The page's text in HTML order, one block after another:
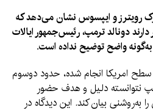
رویترز و ایپسوس نشان می‌دهد که
دونالد ترمپ، رئیس‌جمهور ایالات
واضح توضیح نداده است.
امریکا انجام شده، حدود دو‌سوم
نتوانسته دلیل و هدف حضور
به‌روشنی بیان کند. این دیدگاه در